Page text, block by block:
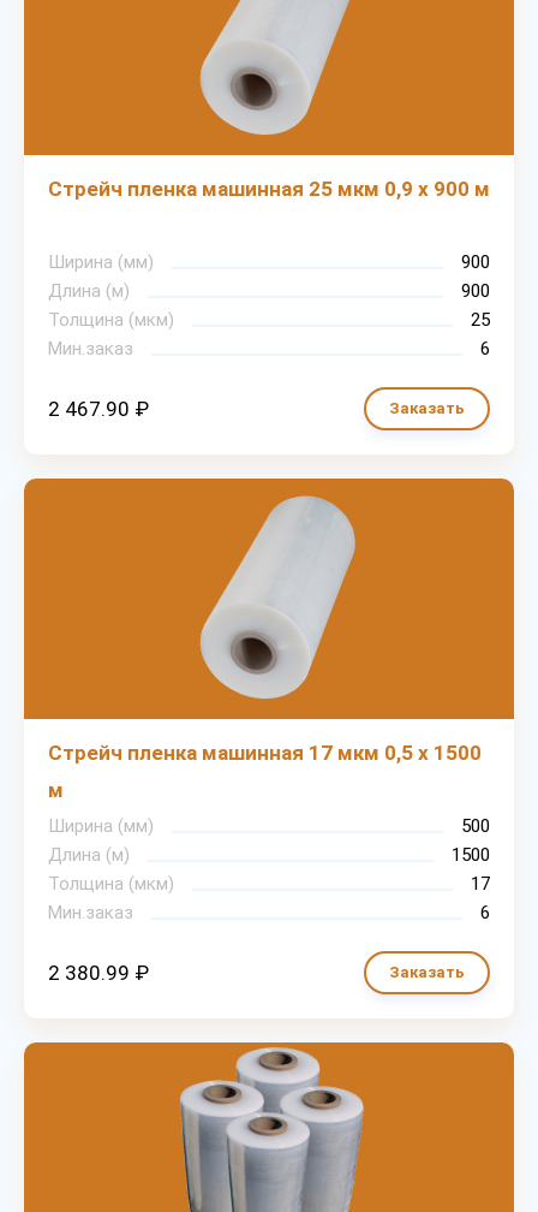
Стрейч пленка машинная 25 мкм 0,9 х 900 м
Ширина (мм)
900
Длина (м)
900
Толщина (мкм)
25
Мин.заказ
6
2 467.90 ₽ Заказать
Стрейч пленка машинная 17 мкм 0,5 х 1500
м
Ширина (мм)
500
Длина (м)
1500
Толщина (мкм)
17
Мин.заказ
6
2 380.99 ₽ Заказать